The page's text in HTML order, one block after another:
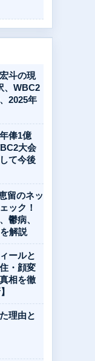
斗の現
、WBC2
2025年
俸1億
大会
て今後
留のネッ
ック！
鬱病、
解説
ールと
・顔変
相を徹
理由と